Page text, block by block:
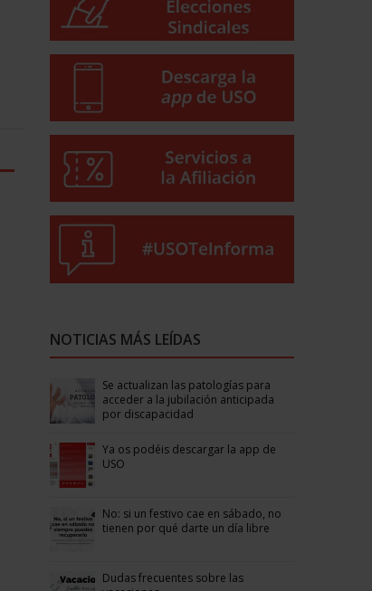
NOTICIAS MÁS LEÍDAS
Se actualizan las patologías para
acceder a la jubilación anticipada
por discapacidad
Ya os podéis descargar la app de
USO
No: si un festivo cae en sábado, no
tienen por qué darte un día libre
Dudas frecuentes sobre las